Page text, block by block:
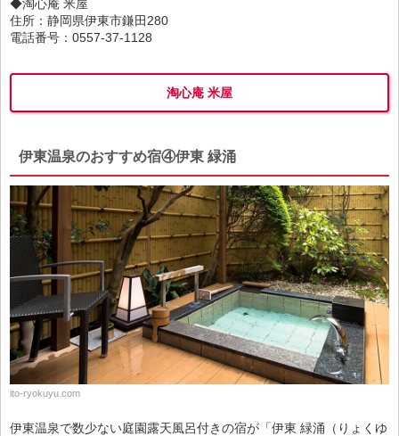
◆淘心庵 米屋
住所：静岡県伊東市鎌田280
電話番号：0557-37-1128
淘心庵 米屋
伊東温泉のおすすめ宿④伊東 緑涌
ito-ryokuyu.com
伊東温泉で数少ない庭園露天風呂付きの宿が「伊東 緑涌（りょくゆ